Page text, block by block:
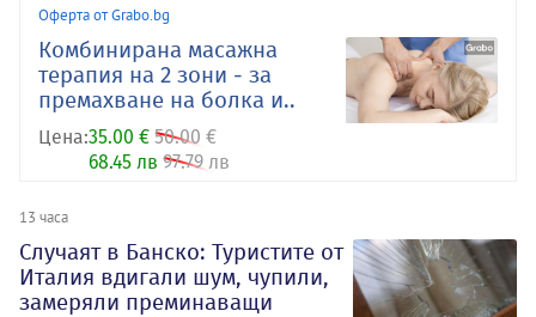
Оферта от Grabo.bg
Комбинирана масажна
терапия на 2 зони - за
премахване на болка и..
Цена:35.00 € 50.00 €
68.45 лв 97.79 лв
13 часа
Случаят в Банско: Туристите от
Италия вдигали шум, чупили,
замеряли преминаващи